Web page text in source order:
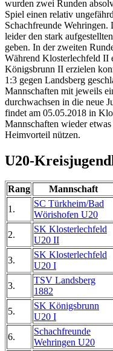
wurden zwei Runden
Spiel einen relativ
Schachfreunde Wehringen.
leider den stark
geben. In der zweiten
Während Klosterlechfeld II
Königsbrunn II erzielen
1:3 gegen Landsberg
Mannschaften mit jeweils
durchwachsen in die neue
findet am 05.05.2018 in
Mannschaften wieder
Heimvorteil nützen.
U20-
Rang Mannschaft
1.
SC Türkheim/Bad
Wörishofen U20
2.
SK Klosterlechfeld
U20 II
3.
SK Klosterlechfeld
U20 I
3.
TSV Landsberg
1882
5.
SK Königsbrunn
U20 I
6.
Schachfreunde
Wehringen U20